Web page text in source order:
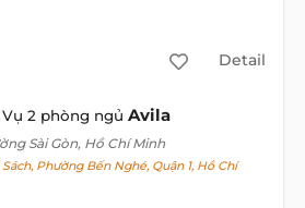
Detail
2 phòng ngủ Avila
Sài Gòn, Hồ Chí Minh
Phường Bến Nghé, Quận 1, Hồ Chí